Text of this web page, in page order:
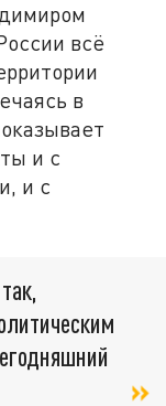
всё
в
и с
и с